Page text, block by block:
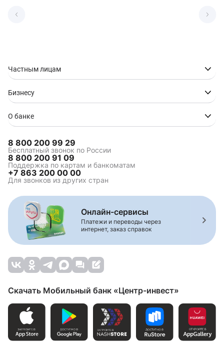
Частным лицам
Бизнесу
О банке
8 800 200 99 29
Бесплатный звонок по России
8 800 200 91 09
Поддержка по картам и банкоматам
+7 863 200 00 00
Для звонков из других стран
Онлайн-сервисы
Платежи и переводы через
интернет, заказ справок
Скачать Мобильный банк «Центр-инвест»